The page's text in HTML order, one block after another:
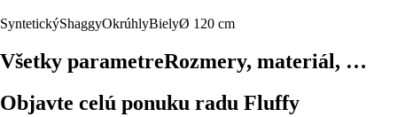
SyntetickýShaggyOkrúhlyBielyØ 120 cm
Všetky parametreRozmery, materiál, …
Objavte celú ponuku radu Fluffy